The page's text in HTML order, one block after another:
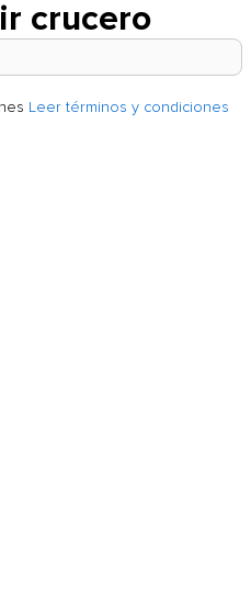
crucero
Leer términos y condiciones